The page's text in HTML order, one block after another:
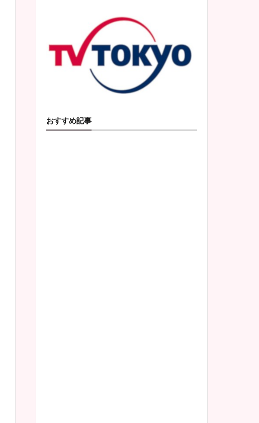
おすすめ記事